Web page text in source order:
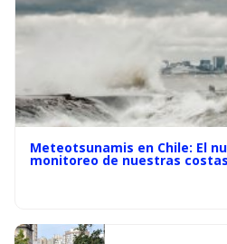
Meteotsunamis en Chile: El
monitoreo de nuestras costas